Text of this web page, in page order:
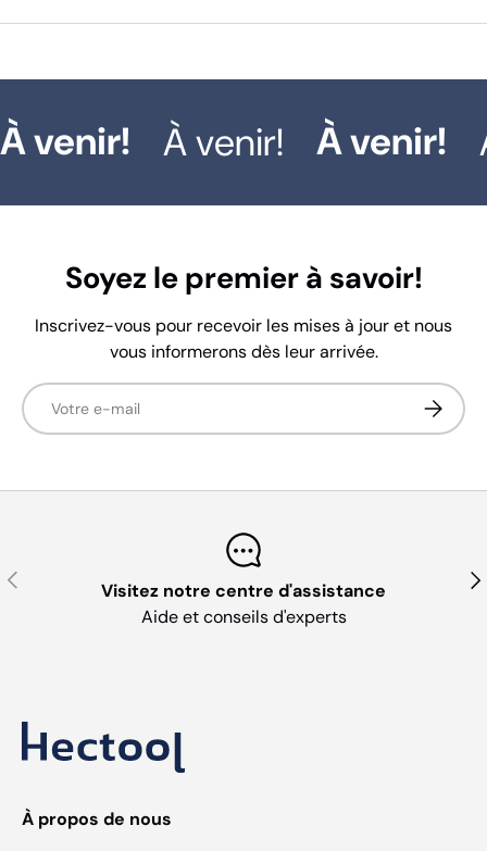
venir! À venir! À venir!
Soyez le premier à savoir!
Inscrivez-vous pour recevoir les mises à jour et nous
vous informerons dès leur arrivée.
E-mail
Précédent
Visitez notre centre d'assistance
Aide et conseils d'experts
À propos de nous